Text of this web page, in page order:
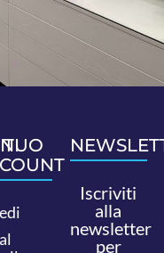
Iscriviti
alla
newsletter
per